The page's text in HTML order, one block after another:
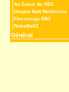
Au Coeur de DBZ
Dragon Ball Multiverse
Fan-manga DBZ
RetroBallZ
Général